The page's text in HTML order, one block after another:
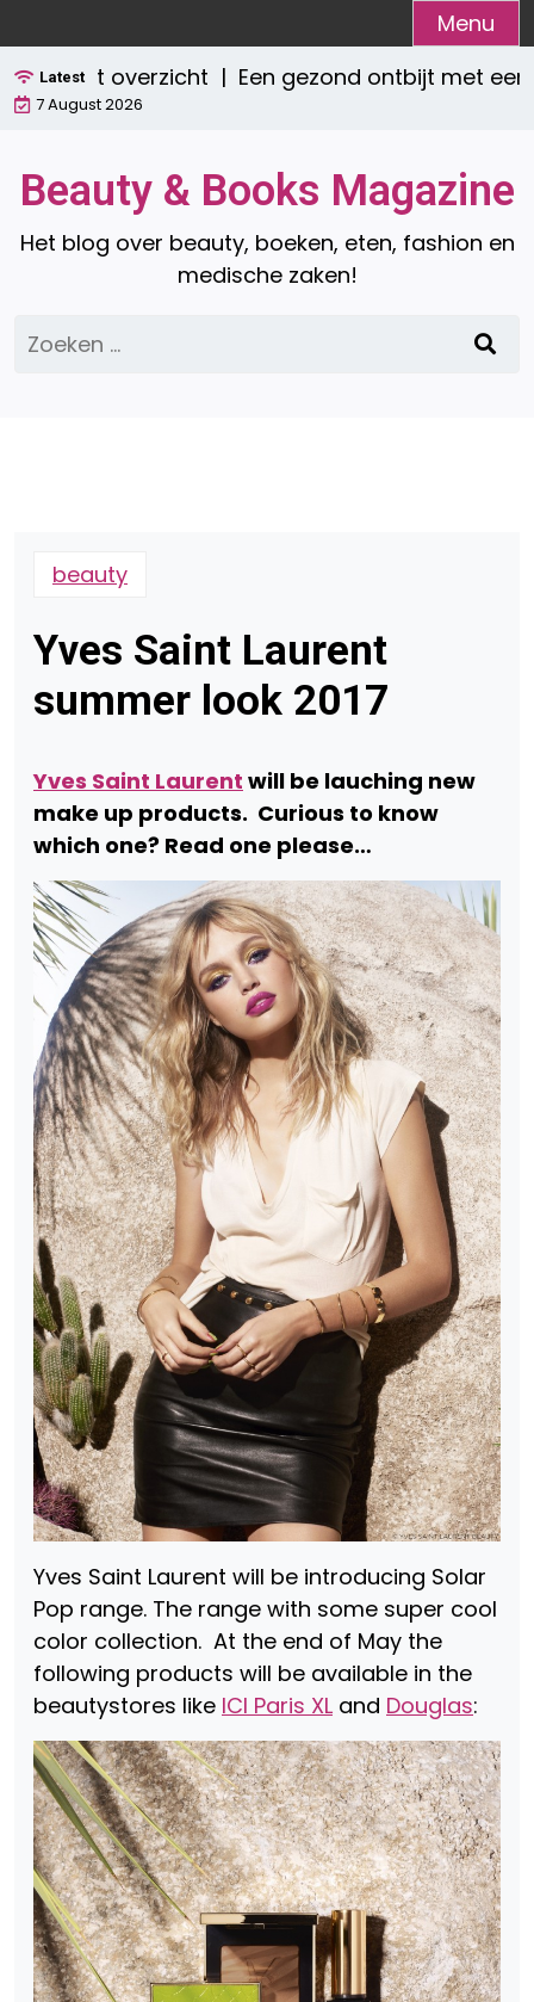
naar
de
inhoud
Menu
Latestoverzicht |Een gezond ontbijt met een
7 August 2026
Beauty & Books Magazine
Het blog over beauty, boeken, eten, fashion en
medische zaken!
Zoeken
naar:
beauty
Yves Saint Laurent
summer look 2017
Yves Saint Laurent will be lauching new
make up products. Curious to know
which one? Read one please…
Yves Saint Laurent will be introducing Solar
Pop range. The range with some super cool
color collection. At the end of May the
following products will be available in the
beautystores like ICI Paris XL and Douglas: